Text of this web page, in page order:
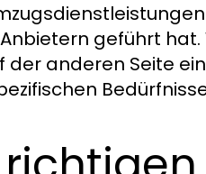
geführt
anderen Seite